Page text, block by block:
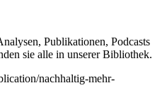
Publikationen, Podcasts
sie alle in unserer Bibliothek.
nachhaltig-mehr-